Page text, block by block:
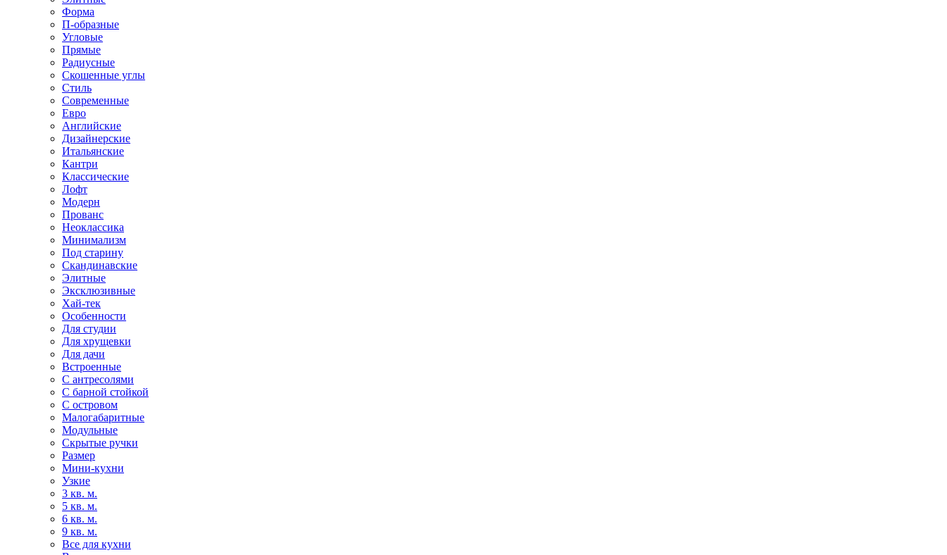
Форма
П-образные
Угловые
Прямые
Радиусные
Скошенные углы
Стиль
Современные
Евро
Английские
Дизайнерские
Итальянские
Кантри
Классические
Лофт
Модерн
Прованс
Неоклассика
Минимализм
Под старину
Скандинавские
Элитные
Эксклюзивные
Хай-тек
Особенности
Для студии
Для хрущевки
Для дачи
Встроенные
С антресолями
С барной стойкой
С островом
Малогабаритные
Модульные
Скрытые ручки
Размер
Мини-кухни
Узкие
3 кв. м.
5 кв. м.
6 кв. м.
9 кв. м.
Все для кухни